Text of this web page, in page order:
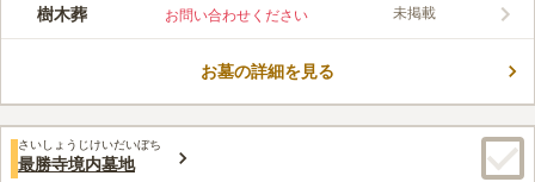
れる歴史深い墓地です。桜や楠の大樹がとても綺麗で、江戸時代
されているので万が一の時にも安心です。管理事務所、休憩室、
煩わしさがありません。
みんなの評価
3.9 口コミ3件
30代女性
周辺には百貨店や飲食店もあるのでお墓参りのあとは食事をして
帰るのもいいと思います。あべのハルカスも近いのでショッピングしても
楽しみのひとつだと思います。
樹木葬 お問い合わせください 未掲載
お墓の詳細を見る
さいしょうじけいだいぼち
最勝寺境内墓地